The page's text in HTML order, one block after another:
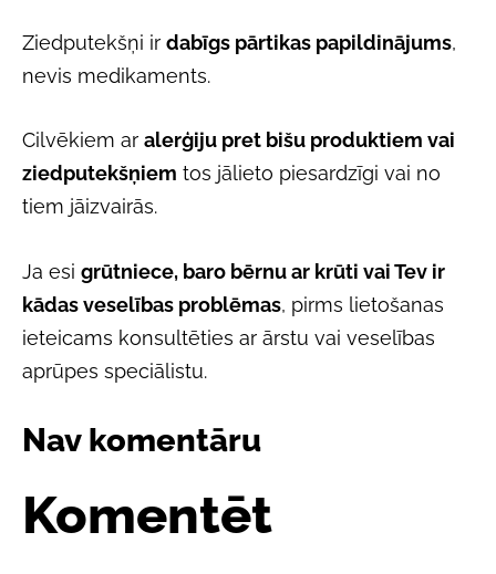
Ziedputekšņi ir dabīgs pārtikas papildinājums,
nevis medikaments.
Cilvēkiem ar alerģiju pret bišu produktiem vai
ziedputekšņiem tos jālieto piesardzīgi vai no
tiem jāizvairās.
Ja esi grūtniece, baro bērnu ar krūti vai Tev ir
kādas veselības problēmas, pirms lietošanas
ieteicams konsultēties ar ārstu vai veselības
aprūpes speciālistu.
Nav komentāru
Komentēt